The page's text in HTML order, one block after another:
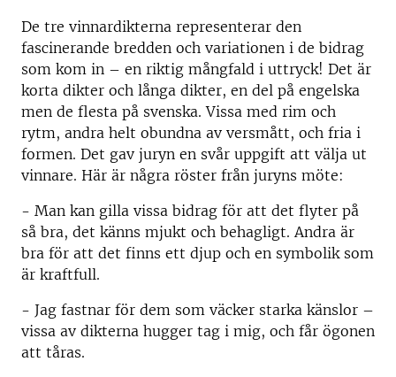
De tre vinnardikterna representerar den
fascinerande bredden och variationen i de bidrag
som kom in – en riktig mångfald i uttryck! Det är
korta dikter och långa dikter, en del på engelska
men de flesta på svenska. Vissa med rim och
rytm, andra helt obundna av versmått, och fria i
formen. Det gav juryn en svår uppgift att välja ut
vinnare. Här är några röster från juryns möte:
- Man kan gilla vissa bidrag för att det flyter på
så bra, det känns mjukt och behagligt. Andra är
bra för att det finns ett djup och en symbolik som
är kraftfull.
- Jag fastnar för dem som väcker starka känslor –
vissa av dikterna hugger tag i mig, och får ögonen
att tåras.